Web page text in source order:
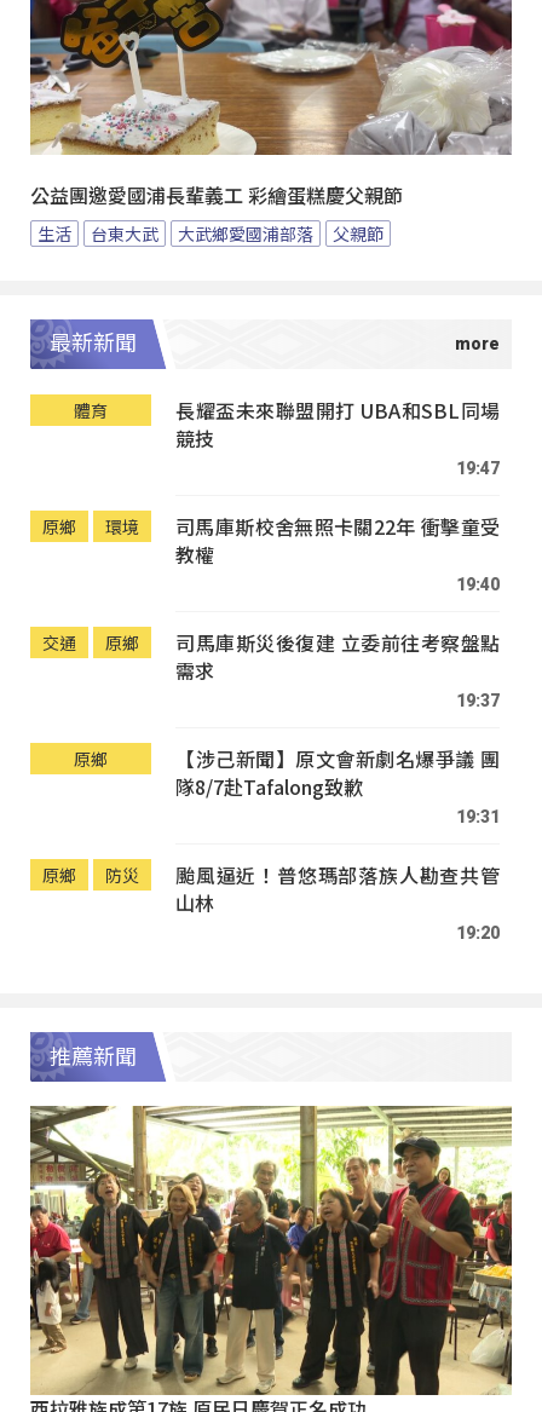
公益團邀愛國浦長輩義工 彩繪蛋糕慶父親節
生活 台東大武 大武鄉愛國浦部落 父親節
最新新聞
體育
長耀盃未來聯盟開打 UBA和SBL同場
競技
19:47
原鄉 環境
司馬庫斯校舍無照卡關22年 衝擊童受
教權
19:40
交通 原鄉
司馬庫斯災後復建 立委前往考察盤點
需求
19:37
原鄉
【涉己新聞】原文會新劇名爆爭議 團
隊8/7赴Tafalong致歉
19:31
原鄉 防災
颱風逼近！普悠瑪部落族人勘查共管
山林
19:20
推薦新聞